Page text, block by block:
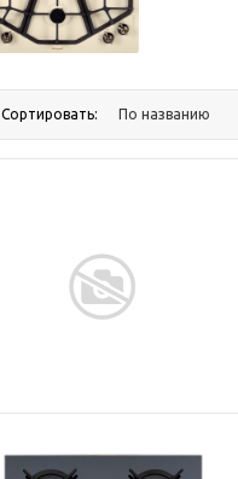
Сортировать: По названию